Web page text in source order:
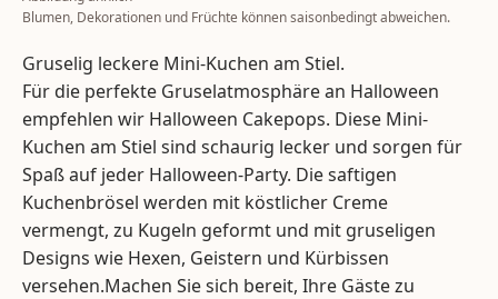
Blumen, Dekorationen und Früchte können saisonbedingt abweichen.
Gruselig leckere Mini-Kuchen am Stiel.
Für die perfekte Gruselatmosphäre an Halloween
empfehlen wir Halloween Cakepops. Diese Mini-
Kuchen am Stiel sind schaurig lecker und sorgen für
Spaß auf jeder Halloween-Party. Die saftigen
Kuchenbrösel werden mit köstlicher Creme
vermengt, zu Kugeln geformt und mit gruseligen
Designs wie Hexen, Geistern und Kürbissen
versehen.Machen Sie sich bereit, Ihre Gäste zu